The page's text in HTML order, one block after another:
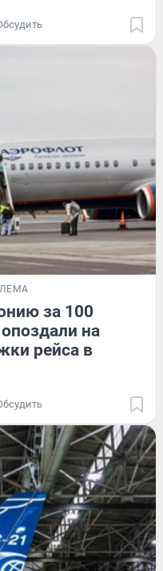
за 100
на
рейса в